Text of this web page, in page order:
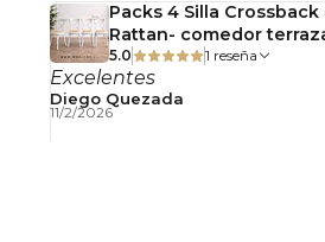
Packs 4 Silla Crossback
Rattan- comedor
5.0 1 reseña
Excelentes
Diego Quezada
11/2/2026